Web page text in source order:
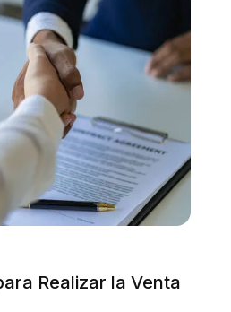
Realizar la Venta